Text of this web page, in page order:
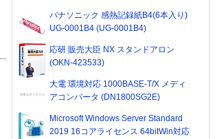
パナソニック 感熱記録紙B4(6本入り)
UG-0001B4 (UG-0001B4)
応研 販売大臣 NX スタンドアロン
(OKN-423533)
大電 環境対応 1000BASE-T/X メディ
アコンバータ (DN1800SG2E)
Microsoft Windows Server Standard
2019 16コアライセンス 64bitWin対応